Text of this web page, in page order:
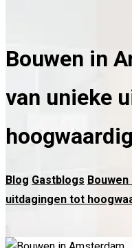
Bouwen in
van unieke
Blog Gastblogs
uitdagingen tot